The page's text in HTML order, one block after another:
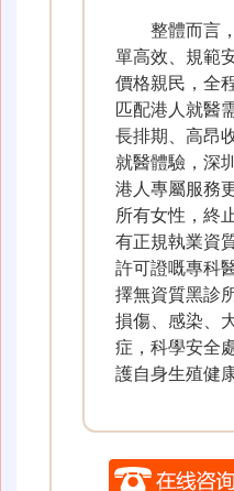
整體而言
單高效、規範
價格親民，全
匹配港人就醫
長排期、高昂
就醫體驗，深
港人專屬服務
所有女性，終
有正規執業資
許可證嘅專科
擇無資質黑診
損傷、感染、
症，科學安全
護自身生殖健康